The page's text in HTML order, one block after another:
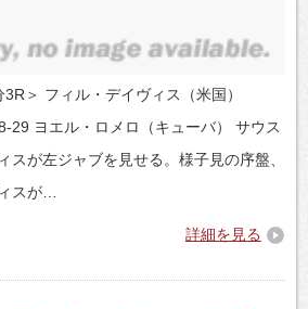
＞ フィル・デイヴィス（米国）
29 ヨエル・ロメロ（キューバ） サウス
スが左ジャブを見せる。様子見の序盤、
スが…
詳細を見る